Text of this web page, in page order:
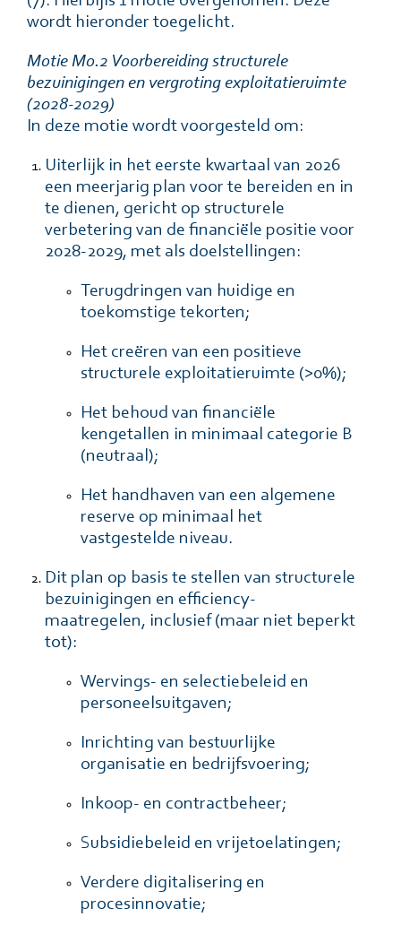
wordt hieronder toegelicht.
Motie Mo.2 Voorbereiding structurele
bezuinigingen en vergroting exploitatieruimte
(2028-2029)
In deze motie wordt voorgesteld om:
Uiterlijk in het eerste kwartaal van 2026
een meerjarig plan voor te bereiden en in
te dienen, gericht op structurele
verbetering van de financiële positie voor
2028-2029, met als doelstellingen:
Terugdringen van huidige en
toekomstige tekorten;
Het creëren van een positieve
structurele exploitatieruimte (>0%);
Het behoud van financiële
kengetallen in minimaal categorie B
(neutraal);
Het handhaven van een algemene
reserve op minimaal het
vastgestelde niveau.
Dit plan op basis te stellen van structurele
bezuinigingen en efficiency-
maatregelen, inclusief (maar niet beperkt
tot):
Wervings- en selectiebeleid en
personeelsuitgaven;
Inrichting van bestuurlijke
organisatie en bedrijfsvoering;
Inkoop- en contractbeheer;
Subsidiebeleid en vrijetoelatingen;
Verdere digitalisering en
procesinnovatie;